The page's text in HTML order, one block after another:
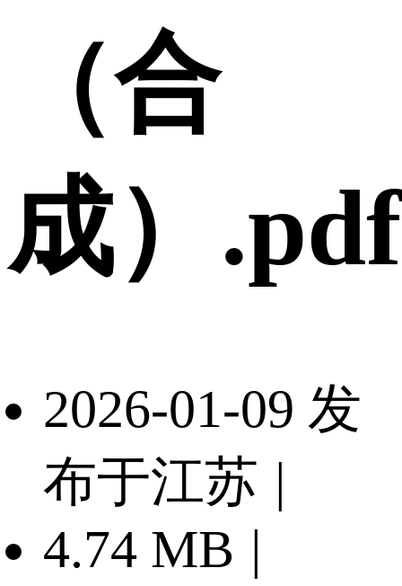
（合
成）.pdf
2026-01-09 发
布于江苏 |
4.74 MB |